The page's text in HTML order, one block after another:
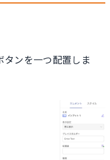
タンを一つ配置しま